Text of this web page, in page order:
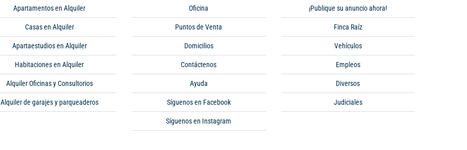
Apartamentos en Alquiler
Casas en Alquiler
Apartaestudios en Alquiler
Habitaciones en Alquiler
Alquiler Oficinas y Consultorios
Alquiler de garajes y parqueaderos
Oficina
Puntos de Venta
Domicilios
Contáctenos
Ayuda
Síguenos en Facebook
Síguenos en Instagram
¡Publique su anuncio ahora!
Finca Raíz
Vehículos
Empleos
Diversos
Judiciales